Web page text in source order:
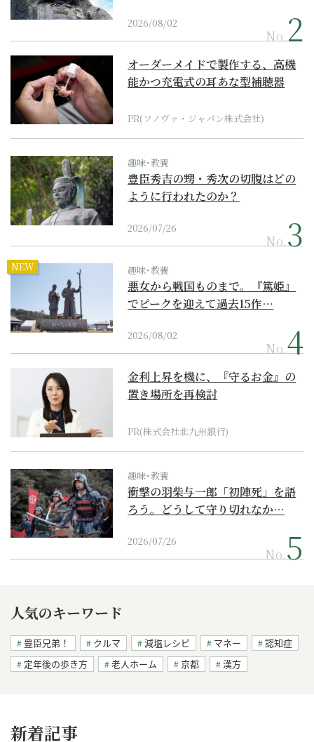
2026/08/02
No.
オーダーメイドで製作する、高機
能かつ充電式の耳あな型補聴器
PR(ソノヴァ・ジャパン株式会社)
趣味･教養
豊臣秀吉の甥・秀次の切腹はどの
ように行われたのか？
2026/07/26
No.
NEW 趣味･教養
悪女から戦国ものまで。『篤姫』
でピークを迎えて過去15作…
2026/08/02
No.
金利上昇を機に、『守るお金』の
置き場所を再検討
PR(株式会社北九州銀行)
趣味･教養
衝撃の羽柴与一郎「初陣死」を語
ろう。どうして守り切れなか…
2026/07/26
No.
人気のキーワード
豊臣兄弟！ クルマ 減塩レシピ マネー
認知症
定年後の歩き方
老人ホーム 京都 漢方
新着記事